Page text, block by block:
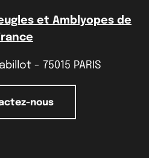
et Amblyopes de
- 75015 PARIS
nous